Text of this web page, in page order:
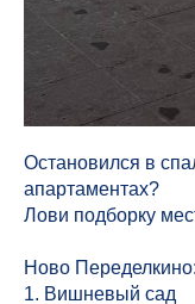
Остановился в
апартаментах?
Лови подборку
Ново Переделкино:
1. Вишневый сад